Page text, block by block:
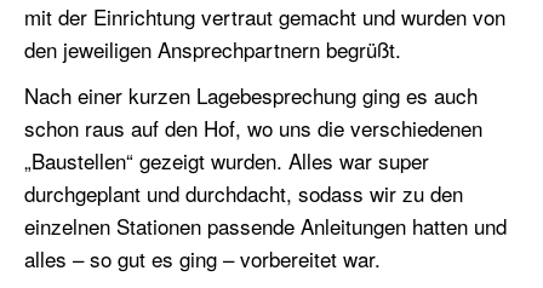
mit der Einrichtung vertraut gemacht und wurden von
den jeweiligen Ansprechpartnern begrüßt.
Nach einer kurzen Lagebesprechung ging es auch
schon raus auf den Hof, wo uns die verschiedenen
„Baustellen“ gezeigt wurden. Alles war super
durchgeplant und durchdacht, sodass wir zu den
einzelnen Stationen passende Anleitungen hatten und
alles – so gut es ging – vorbereitet war.